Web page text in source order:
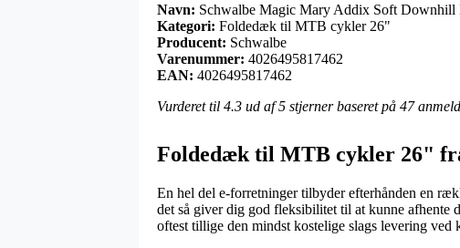
Navn: Schwalbe Magic Mary Addix Soft
Kategori: Foldedæk til MTB cykler 26"
Producent: Schwalbe
Varenummer: 4026495817462
EAN: 4026495817462
Vurderet til 4.3 ud af 5 stjerner baseret på 47
Foldedæk til MTB cykler 26"
En hel del e-forretninger tilbyder efterhånden en
det så giver dig god fleksibilitet til at kunne afhente
oftest tillige den mindst kostelige slags levering